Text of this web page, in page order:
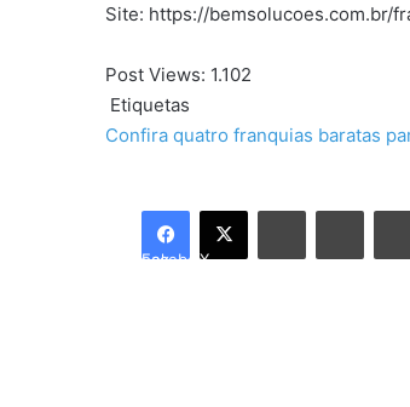
Site: https://bemsolucoes.com.br/
Post Views: 1.102
Etiquetas
Confira quatro franquias baratas
Facebook X
Linkedin